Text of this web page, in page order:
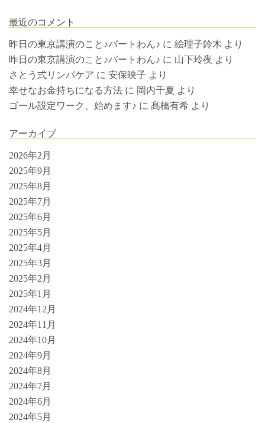
最近のコメント
昨日の東京講演のこと♪パートわん♪ に 絵理子鈴木 より
昨日の東京講演のこと♪パートわん♪ に 山下玲夜 より
さとう式リンパケア に 安保映子 より
幸せなお金持ちになる方法 に 岡内千夏 より
ゴール設定ワーク、始めます♪ に 髙橋有希 より
アーカイブ
2026年2月
2025年9月
2025年8月
2025年7月
2025年6月
2025年5月
2025年4月
2025年3月
2025年2月
2025年1月
2024年12月
2024年11月
2024年10月
2024年9月
2024年8月
2024年7月
2024年6月
2024年5月